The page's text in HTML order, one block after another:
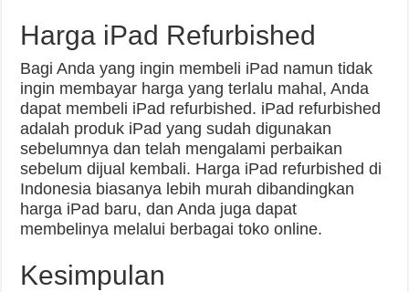
Harga iPad Refurbished
Bagi Anda yang ingin membeli iPad namun tidak
ingin membayar harga yang terlalu mahal, Anda
dapat membeli iPad refurbished. iPad refurbished
adalah produk iPad yang sudah digunakan
sebelumnya dan telah mengalami perbaikan
sebelum dijual kembali. Harga iPad refurbished di
Indonesia biasanya lebih murah dibandingkan
harga iPad baru, dan Anda juga dapat
membelinya melalui berbagai toko online.
Kesimpulan